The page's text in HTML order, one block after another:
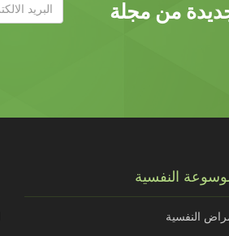
من مجلة
النفسية
النفسية